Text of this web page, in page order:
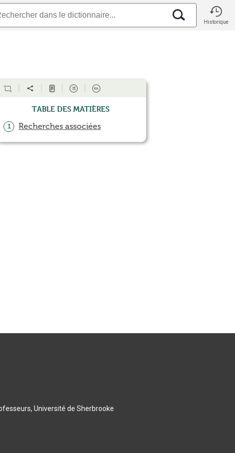
Historique
Table des matières
1 Recherches associées
Université de Sherbrooke